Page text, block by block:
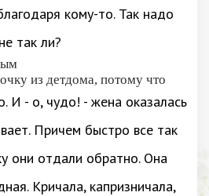
кому-то. Так надо
так ли?
из детдома, потому что
И - о, чудо! - жена оказалась
Причем быстро все так
они отдали обратно. Она
Кричала, капризничала,